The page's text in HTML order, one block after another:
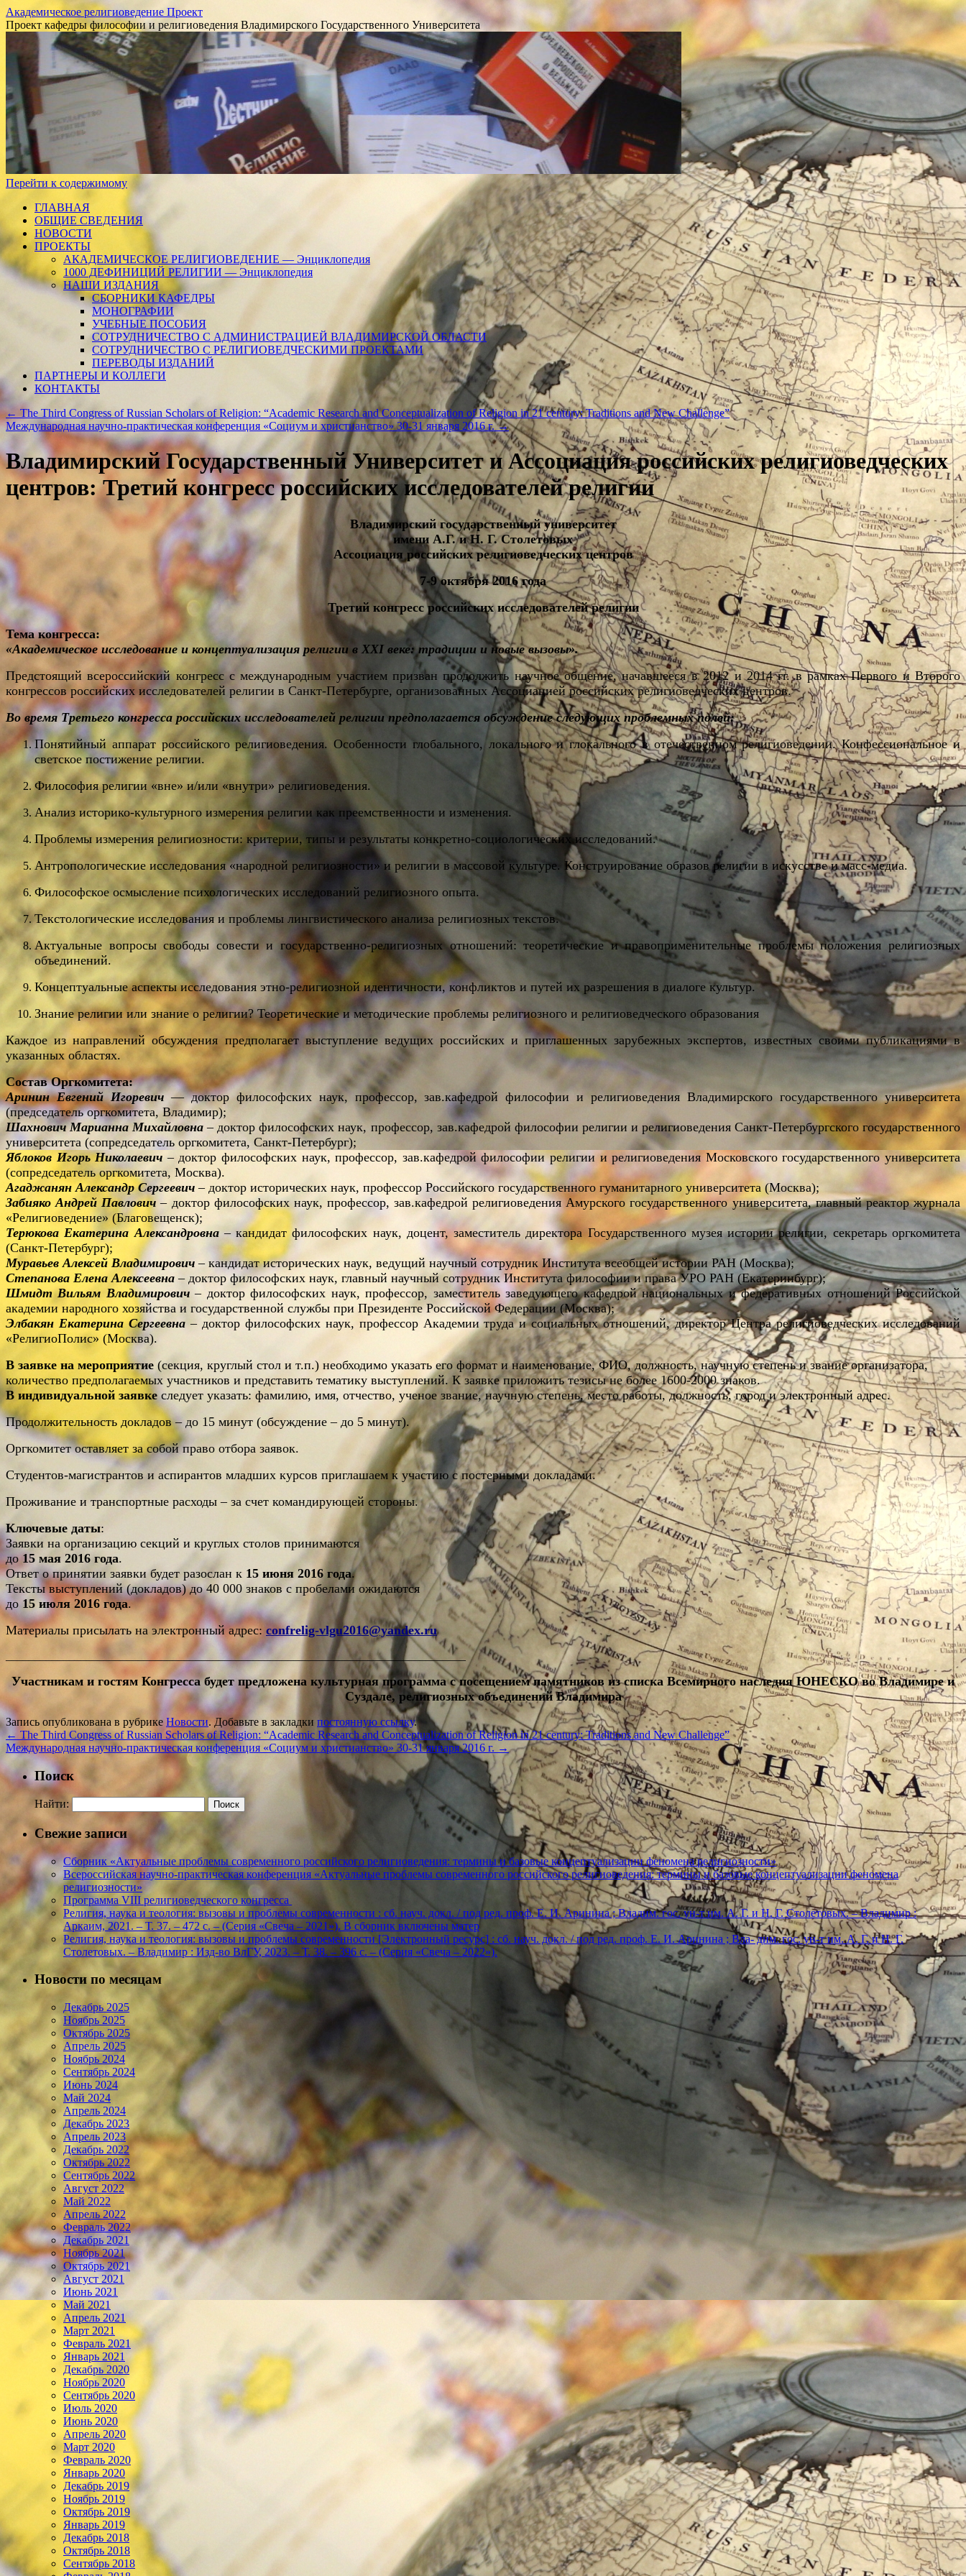
Академическое религиоведение Проект
Проект кафедры философии и религиоведения Владимирского Государственного Университета
Перейти к содержимому
ГЛАВНАЯ
ОБЩИЕ СВЕДЕНИЯ
НОВОСТИ
ПРОЕКТЫ
АКАДЕМИЧЕСКОЕ РЕЛИГИОВЕДЕНИЕ — Энциклопедия
1000 ДЕФИНИЦИЙ РЕЛИГИИ — Энциклопедия
НАШИ ИЗДАНИЯ
СБОРНИКИ КАФЕДРЫ
МОНОГРАФИИ
УЧЕБНЫЕ ПОСОБИЯ
СОТРУДНИЧЕСТВО С АДМИНИСТРАЦИЕЙ ВЛАДИМИРСКОЙ ОБЛАСТИ
СОТРУДНИЧЕСТВО С РЕЛИГИОВЕДЧЕСКИМИ ПРОЕКТАМИ
ПЕРЕВОДЫ ИЗДАНИЙ
ПАРТНЕРЫ И КОЛЛЕГИ
КОНТАКТЫ
← The Third Congress of Russian Scholars of Religion: “Academic Research and Conceptualization of Religion in 21 century: Traditions and New Challenge”
Международная научно-практическая конференция «Социум и христианство» 30-31 января 2016 г.→
Владимирский Государственный Университет и Ассоциация российских религиоведческих
центров: Третий конгресс российских исследователей религии
Владимирский государственный университет
имени А.Г. и Н. Г. Столетовых
Ассоциация российских религиоведческих центров
7-9 октября 2016 года
Третий конгресс российских исследователей религии
Тема конгресса:
«Академическое исследование и концептуализация религии в XXI веке: традиции и новые вызовы».
Предстоящий всероссийский конгресс с международным участием призван продолжить научное общение, начавшееся в 2012 и 2014 гг. в рамках Первого и Второго
конгрессов российских исследователей религии в Санкт-Петербурге, организованных Ассоциацией российских религиоведческих центров.
Во время Третьего конгресса российских исследователей религии предполагается обсуждение следующих проблемных полей:
Понятийный аппарат российского религиоведения. Особенности глобального, локального и глокального в отечественном религиоведении. Конфессиональное и
светское постижение религии.
Философия религии «вне» и/или «внутри» религиоведения.
Анализ историко-культурного измерения религии как преемственности и изменения.
Проблемы измерения религиозности: критерии, типы и результаты конкретно-социологических исследований.
Антропологические исследования «народной религиозности» и религии в массовой культуре. Конструирование образов религии в искусстве и масс-медиа.
Философское осмысление психологических исследований религиозного опыта.
Текстологические исследования и проблемы лингвистического анализа религиозных текстов.
Актуальные вопросы свободы совести и государственно-религиозных отношений: теоретические и правоприменительные проблемы положения религиозных
объединений.
Концептуальные аспекты исследования этно-религиозной идентичности, конфликтов и путей их разрешения в диалоге культур.
Знание религии или знание о религии? Теоретические и методические проблемы религиозного и религиоведческого образования
Каждое из направлений обсуждения предполагает выступление ведущих российских и приглашенных зарубежных экспертов, известных своими публикациями в
указанных областях.
Состав Оргкомитета:
Аринин Евгений Игоревич— доктор философских наук, профессор, зав.кафедрой философии и религиоведения Владимирского государственного университета
(председатель оргкомитета, Владимир);
Шахнович Марианна Михайловна – доктор философских наук, профессор, зав.кафедрой философии религии и религиоведения Санкт-Петербургского государственного
университета (сопредседатель оргкомитета, Санкт-Петербург);
Яблоков Игорь Николаевич – доктор философских наук, профессор, зав.кафедрой философии религии и религиоведения Московского государственного университета
(сопредседатель оргкомитета, Москва).
Агаджанян Александр Сергеевич – доктор исторических наук, профессор Российского государственного гуманитарного университета (Москва);
Забияко Андрей Павлович – доктор философских наук, профессор, зав.кафедрой религиоведения Амурского государственного университета, главный реактор журнала
«Религиоведение» (Благовещенск);
Терюкова Екатерина Александровна– кандидат философских наук, доцент, заместитель директора Государственного музея истории религии, секретарь оргкомитета
(Санкт-Петербург);
Муравьев Алексей Владимирович – кандидат исторических наук, ведущий научный сотрудник Института всеобщей истории РАН (Москва);
Степанова Елена Алексеевна – доктор философских наук, главный научный сотрудник Института философии и права УРО РАН (Екатеринбург);
Шмидт Вильям Владимирович– доктор философских наук, профессор, заместитель заведующего кафедрой национальных и федеративных отношений Российской
академии народного хозяйства и государственной службы при Президенте Российской Федерации (Москва);
Элбакян Екатерина Сергеевна– доктор философских наук, профессор Академии труда и социальных отношений, директор Центра религиоведческих исследований
«РелигиоПолис» (Москва).
В заявке на мероприятие (секция, круглый стол и т.п.) необходимо указать его формат и наименование, ФИО, должность, научную степень и звание организатора,
количество предполагаемых участников и представить тематику выступлений. К заявке приложить тезисы не более 1600-2000 знаков.
В индивидуальной заявке следует указать: фамилию, имя, отчество, ученое звание, научную степень, место работы, должность, город и электронный адрес.
Продолжительность докладов – до 15 минут (обсуждение – до 5 минут).
Оргкомитет оставляет за собой право отбора заявок.
Студентов-магистрантов и аспирантов младших курсов приглашаем к участию с постерными докладами.
Проживание и транспортные расходы – за счет командирующей стороны.
Ключевые даты:
Заявки на организацию секций и круглых столов принимаются
до15 мая 2016 года.
Ответ о принятии заявки будет разослан к 15 июня 2016 года.
Тексты выступлений (докладов) до 40 000 знаков с пробелами ожидаются
до 15 июля 2016 года.
Материалы присылать на электронный адрес: confrelig-vlgu2016@yandex.ru
________________________________________________________________________________
Участникам и гостям Конгресса будет предложена культурная программа с посещением памятников из списка Всемирного наследия ЮНЕСКО во Владимире и
Суздале, религиозных объединений Владимира
Запись опубликована в рубрикеНовости. Добавьте в закладки постоянную ссылку.
← The Third Congress of Russian Scholars of Religion: “Academic Research and Conceptualization of Religion in 21 century: Traditions and New Challenge”
Международная научно-практическая конференция «Социум и христианство» 30-31 января 2016 г. →
Поиск
Найти:
Свежие записи
Сборник «Актуальные проблемы современного российского религиоведения: термины и базовые концептуализации феномена религиозности»
Всероссийская научно-практическая конференция «Актуальные проблемы современного российского религиоведения: термины и базовые концептуализации феномена
религиозности»
Программа VIII религиоведческого конгресса
Религия, наука и теология: вызовы и проблемы современности : сб. науч. докл. / под ред. проф. Е. И. Аринина ; Владим. гос. ун-т им. А. Г. и Н. Г. Столетовых. – Владимир :
Аркаим, 2021. – Т. 37. – 472 с. – (Серия «Свеча – 2021»). В сборник включены матер
Религия, наука и теология: вызовы и проблемы современности [Электронный ресурс] : сб. науч. докл. / под ред. проф. Е. И. Аринина ; Вла- дим. гос. ун-т им. А. Г. и Н. Г.
Столетовых. – Владимир : Изд-во ВлГУ, 2023. – Т. 38. – 396 с. – (Серия «Свеча – 2022»).
Новости по месяцам
Декабрь 2025
Ноябрь 2025
Октябрь 2025
Апрель 2025
Ноябрь 2024
Сентябрь 2024
Июнь 2024
Май 2024
Апрель 2024
Декабрь 2023
Апрель 2023
Декабрь 2022
Октябрь 2022
Сентябрь 2022
Август 2022
Май 2022
Апрель 2022
Февраль 2022
Декабрь 2021
Ноябрь 2021
Октябрь 2021
Август 2021
Июнь 2021
Май 2021
Апрель 2021
Март 2021
Февраль 2021
Январь 2021
Декабрь 2020
Ноябрь 2020
Сентябрь 2020
Июль 2020
Июнь 2020
Апрель 2020
Март 2020
Февраль 2020
Январь 2020
Декабрь 2019
Ноябрь 2019
Октябрь 2019
Январь 2019
Декабрь 2018
Октябрь 2018
Сентябрь 2018